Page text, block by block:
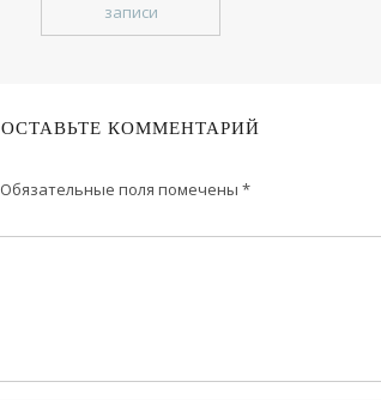
записи
ОСТАВЬТЕ КОММЕНТАРИЙ
Обязательные поля помечены *